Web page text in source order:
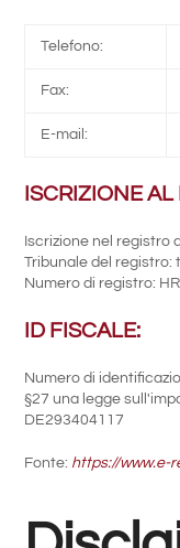
Telefono:
Fax:
E-mail:
ISCRIZIONE AL
Iscrizione nel registro
Tribunale del
Numero di registro:
ID FISCALE:
Numero di
§27 una legge
DE293404117
Fonte: https://www.e-